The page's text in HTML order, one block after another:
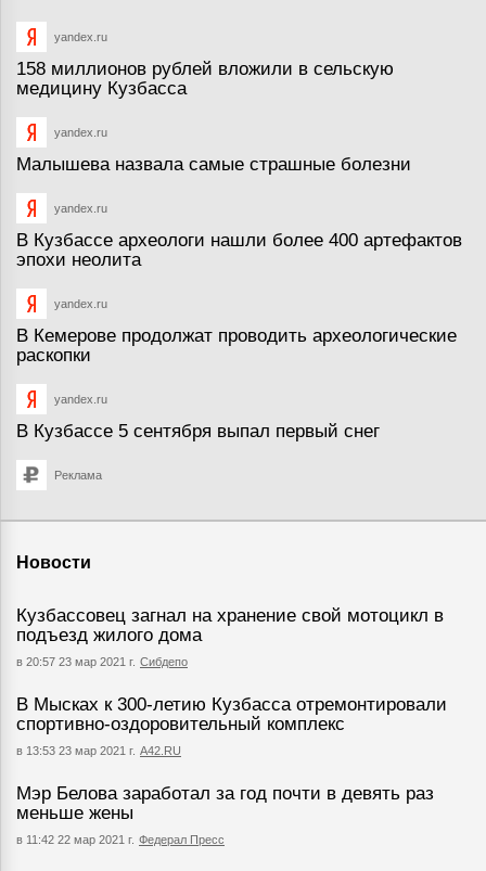
yandex.ru
158 миллионов рублей вложили в сельскую
медицину Кузбасса
yandex.ru
Малышева назвала самые страшные болезни
yandex.ru
В Кузбассе археологи нашли более 400 артефактов
эпохи неолита
yandex.ru
В Кемерове продолжат проводить археологические
раскопки
yandex.ru
В Кузбассе 5 сентября выпал первый снег
Реклама
Новости
Кузбассовец загнал на хранение свой мотоцикл в
подъезд жилого дома
в 20:57 23 мар 2021 г. Сибдепо
В Мысках к 300-летию Кузбасса отремонтировали
спортивно-оздоровительный комплекс
в 13:53 23 мар 2021 г. А42.RU
Мэр Белова заработал за год почти в девять раз
меньше жены
в 11:42 22 мар 2021 г. Федерал Пресс